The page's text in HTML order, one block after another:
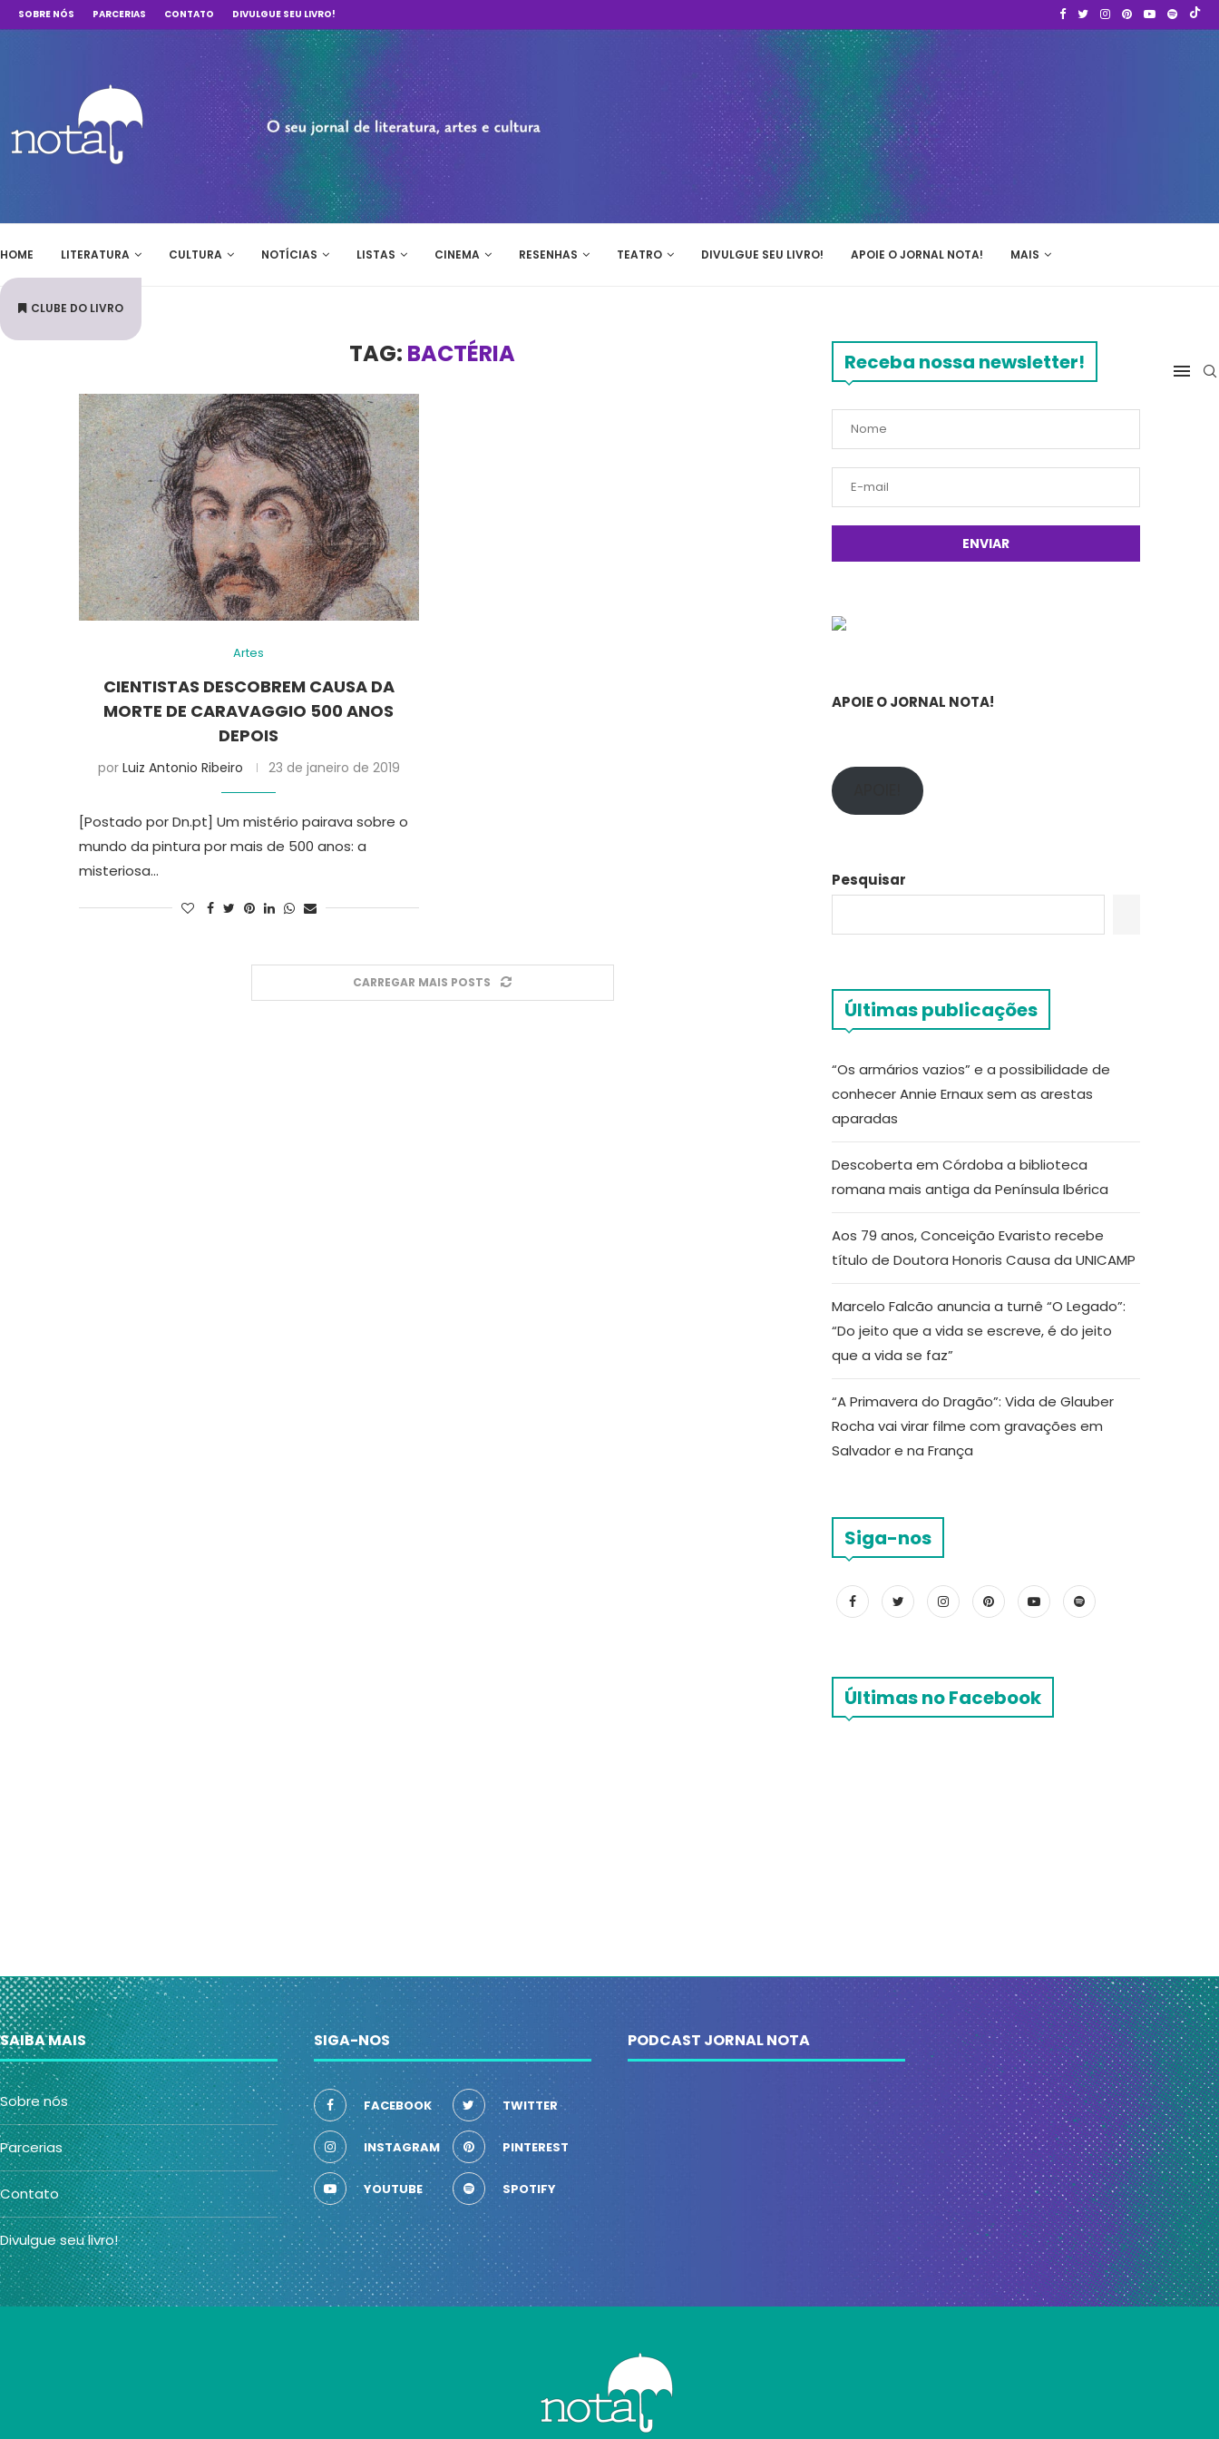
SOBRE NÓS PARCERIAS CONTATO DIVULGUE SEU LIVRO!
HOME LITERATURA CULTURA NOTÍCIAS LISTAS CINEMA RESENHAS TEATRO DIVULGUE SEU LIVRO! APOIE O JORNAL NOTA! MAIS
CLUBE DO LIVRO
TAG: BACTÉRIA
Artes
CIENTISTAS DESCOBREM CAUSA DA
MORTE DE CARAVAGGIO 500 ANOS
DEPOIS
por Luiz Antonio Ribeiro 23 de janeiro de 2019
[Postado por Dn.pt] Um mistério pairava sobre o
mundo da pintura por mais de 500 anos: a
misteriosa…
CARREGAR MAIS POSTS
Receba nossa newsletter!
APOIE O JORNAL NOTA!
Pesquisar
Últimas publicações
“Os armários vazios” e a possibilidade de
conhecer Annie Ernaux sem as arestas
aparadas
Descoberta em Córdoba a biblioteca
romana mais antiga da Península Ibérica
Aos 79 anos, Conceição Evaristo recebe
título de Doutora Honoris Causa da UNICAMP
Marcelo Falcão anuncia a turnê “O Legado”:
“Do jeito que a vida se escreve, é do jeito
que a vida se faz”
“A Primavera do Dragão”: Vida de Glauber
Rocha vai virar filme com gravações em
Salvador e na França
Siga-nos
Últimas no Facebook
SAIBA MAIS
Sobre nós
Parcerias
Contato
Divulgue seu livro!
SIGA-NOS
FACEBOOK TWITTER
INSTAGRAM PINTEREST
YOUTUBE SPOTIFY
PODCAST JORNAL NOTA